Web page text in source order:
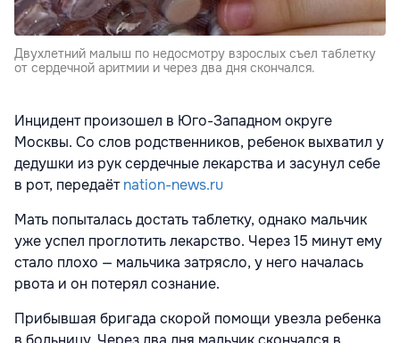
Двухлетний малыш по недосмотру взрослых съел таблетку
от сердечной аритмии и через два дня скончался.
Инцидент произошел в Юго-Западном округе
Москвы. Со слов родственников, ребенок выхватил у
дедушки из рук сердечные лекарства и засунул себе
в рот, передаётnation-news.ru
Мать попыталась достать таблетку, однако мальчик
уже успел проглотить лекарство. Через 15 минут ему
стало плохо — мальчика затрясло, у него началась
рвота и он потерял сознание.
Прибывшая бригада скорой помощи увезла ребенка